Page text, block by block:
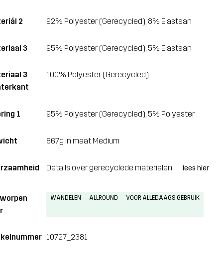
2 92% Polyester (Gerecycled), 8% Elastaan
3 95% Polyester (Gerecycled), 5% Elastaan
3
100% Polyester (Gerecycled)
1 95% Polyester (Gerecycled), 5% Polyester
867g in maat Medium
Details over gerecyclede materialen lees hier
WANDELEN ALLROUND VOOR ALLEDAAGS GEBRUIK
10727_2381